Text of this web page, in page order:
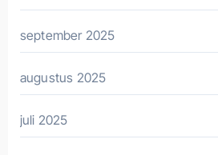
september 2025
augustus 2025
juli 2025